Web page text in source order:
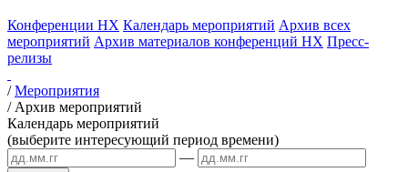
Конференции НХ Календарь мероприятий Архив всех
мероприятий Архив материалов конференций НХ Пресс-
релизы
/Мероприятия
/ Архив мероприятий
Календарь мероприятий
(выберите интересующий период времени)
—